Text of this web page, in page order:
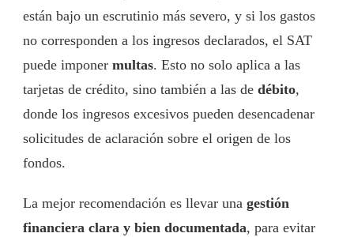
están bajo un escrutinio más severo, y si los gastos
no corresponden a los ingresos declarados, el SAT
puede imponer multas. Esto no solo aplica a las
tarjetas de crédito, sino también a las de débito,
donde los ingresos excesivos pueden desencadenar
solicitudes de aclaración sobre el origen de los
fondos.
La mejor recomendación es llevar una gestión
financiera clara y bien documentada, para evitar